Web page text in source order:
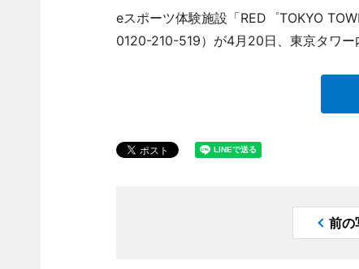
eスポーツ体験施設「RED゜TOKYO
0120-210-519）が4月20日、東京タワー
前の